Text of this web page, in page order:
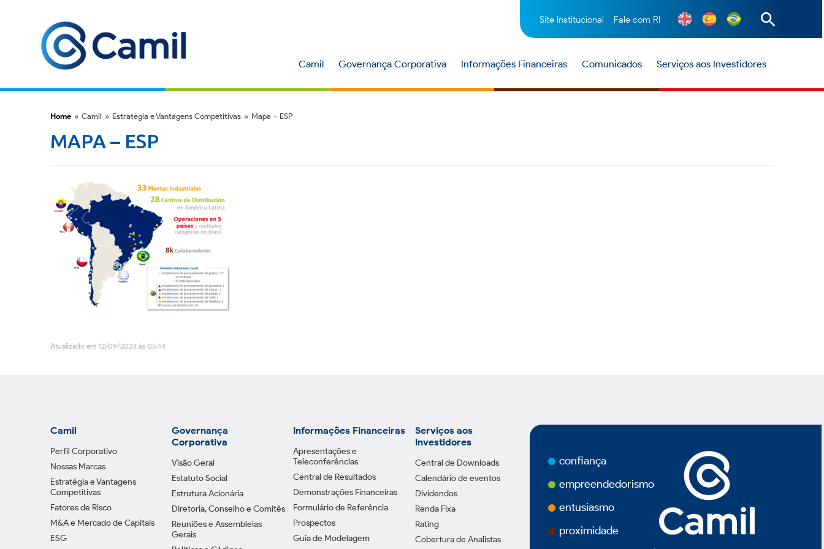
Site Institucional Fale com RI
Camil Governança Corporativa Informações Financeiras Comunicados Serviços aos Investidores
Home » Camil » Estratégia e Vantagens Competitivas » Mapa – ESP
MAPA – ESP
Atualizado em 12/09/2024 às 05:14
Camil
Perfil Corporativo
Nossas Marcas
Estratégia e Vantagens
Competitivas
Fatores de Risco
M&A e Mercado de Capitais
ESG
Governança
Corporativa
Visão Geral
Estatuto Social
Estrutura Acionária
Diretoria, Conselho e Comitês
Reuniões e Assembleias
Gerais
Informações Financeiras
Apresentações e
Teleconferências
Central de Resultados
Demonstrações Financeiras
Formulário de Referência
Prospectos
Guia de Modelagem
Serviços aos
Investidores
Central de Downloads
Calendário de eventos
Dividendos
Renda Fixa
Rating
Cobertura de Analistas
confiança
empreendedorismo
entusiasmo
proximidade